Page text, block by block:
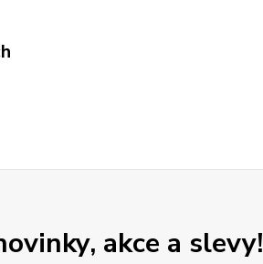
akce a slevy!